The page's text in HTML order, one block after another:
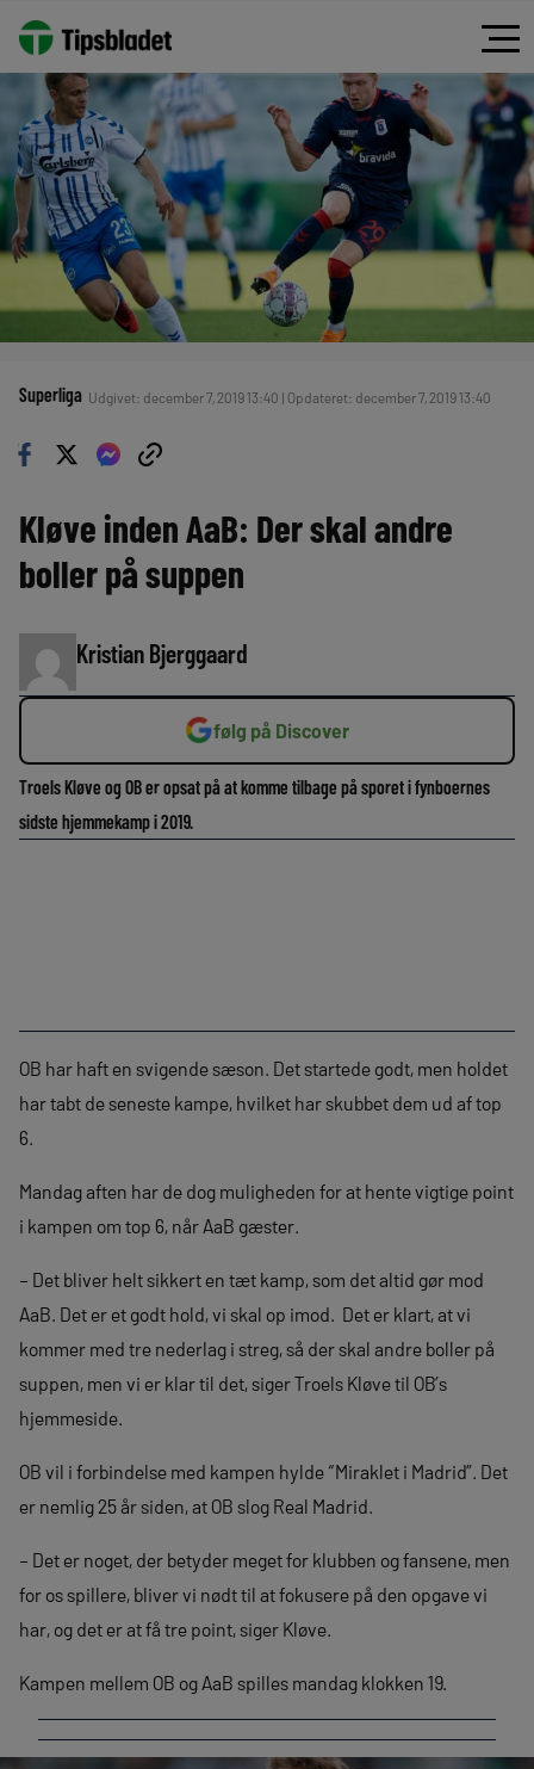
Superliga Udgivet: december 7, 2019 13:40 | Opdateret: december 7, 2019 13:40
Kløve inden AaB: Der skal andre
boller på suppen
Kristian Bjerggaard
følg på Discover
Troels Kløve og OB er opsat på at komme tilbage på sporet i fynboernes
sidste hjemmekamp i 2019.
OB har haft en svigende sæson. Det startede godt, men holdet
har tabt de seneste kampe, hvilket har skubbet dem ud af top
6.
Mandag aften har de dog muligheden for at hente vigtige point
i kampen om top 6, når AaB gæster.
– Det bliver helt sikkert en tæt kamp, som det altid gør mod
AaB. Det er et godt hold, vi skal op imod. Det er klart, at vi
kommer med tre nederlag i streg, så der skal andre boller på
suppen, men vi er klar til det, siger Troels Kløve til OB’s
hjemmeside.
OB vil i forbindelse med kampen hylde “Miraklet i Madrid”. Det
er nemlig 25 år siden, at OB slog Real Madrid.
– Det er noget, der betyder meget for klubben og fansene, men
for os spillere, bliver vi nødt til at fokusere på den opgave vi
har, og det er at få tre point, siger Kløve.
Kampen mellem OB og AaB spilles mandag klokken 19.